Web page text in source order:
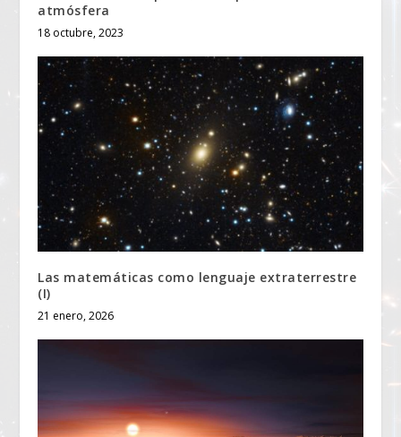
atmósfera
18 octubre, 2023
Las matemáticas como lenguaje extraterrestre
(I)
21 enero, 2026